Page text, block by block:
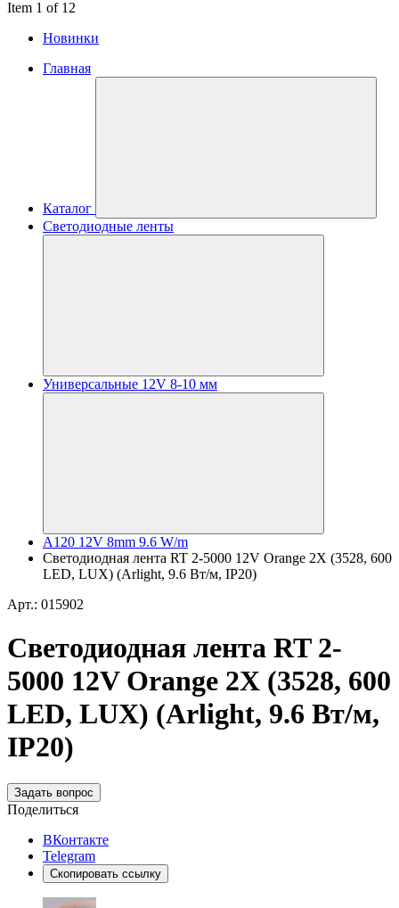
Item 1 of 12
Новинки
Главная
Каталог
Светодиодные ленты
Универсальные 12V 8-10 мм
A120 12V 8mm 9.6 W/m
Светодиодная лента RT 2-5000 12V Orange 2X (3528, 600
LED, LUX) (Arlight, 9.6 Вт/м, IP20)
Арт.: 015902
Светодиодная лента RT 2-
5000 12V Orange 2X (3528, 600
LED, LUX) (Arlight, 9.6 Вт/м,
IP20)
Задать вопрос
Поделиться
ВКонтакте
Telegram
Скопировать ссылку